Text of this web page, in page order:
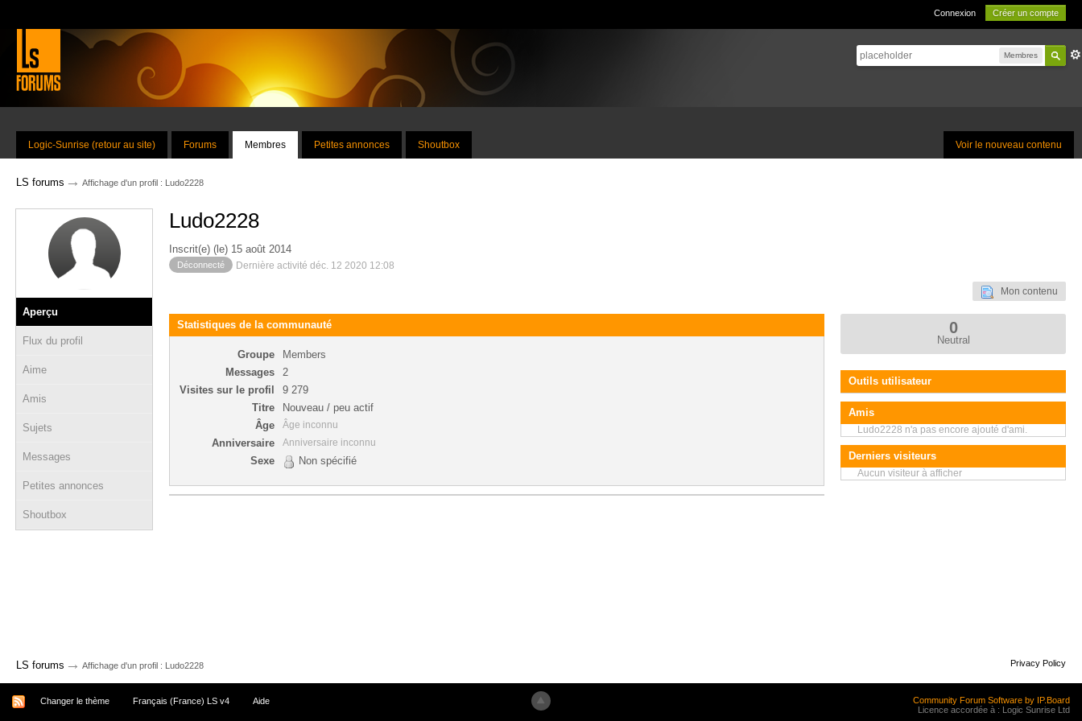
Connexion Créer un compte
Membres
Voir le nouveau contenu
Logic-Sunrise (retour au site) Forums Membres Petites annonces Shoutbox
LS forums → Affichage d'un profil : Ludo2228
Aperçu
Flux du profil
Aime
Amis
Sujets
Messages
Petites annonces
Shoutbox
Ludo2228
Inscrit(e) (le) 15 août 2014
Déconnecté Dernière activité déc. 12 2020 12:08
Mon contenu
Statistiques de la communauté
Groupe
Members
Messages
2
Visites sur le profil
9 279
Titre
Nouveau / peu actif
Âge
Âge inconnu
Anniversaire Anniversaire inconnu
Sexe Non spécifié
0
Neutral
Outils utilisateur
Amis
Ludo2228 n'a pas encore ajouté d'ami.
Derniers visiteurs
Aucun visiteur à afficher
LS forums → Affichage d'un profil : Ludo2228 Privacy Policy
Changer le thème Français (France) LS v4 Aide
Community Forum Software by IP.Board
Licence accordée à : Logic Sunrise Ltd